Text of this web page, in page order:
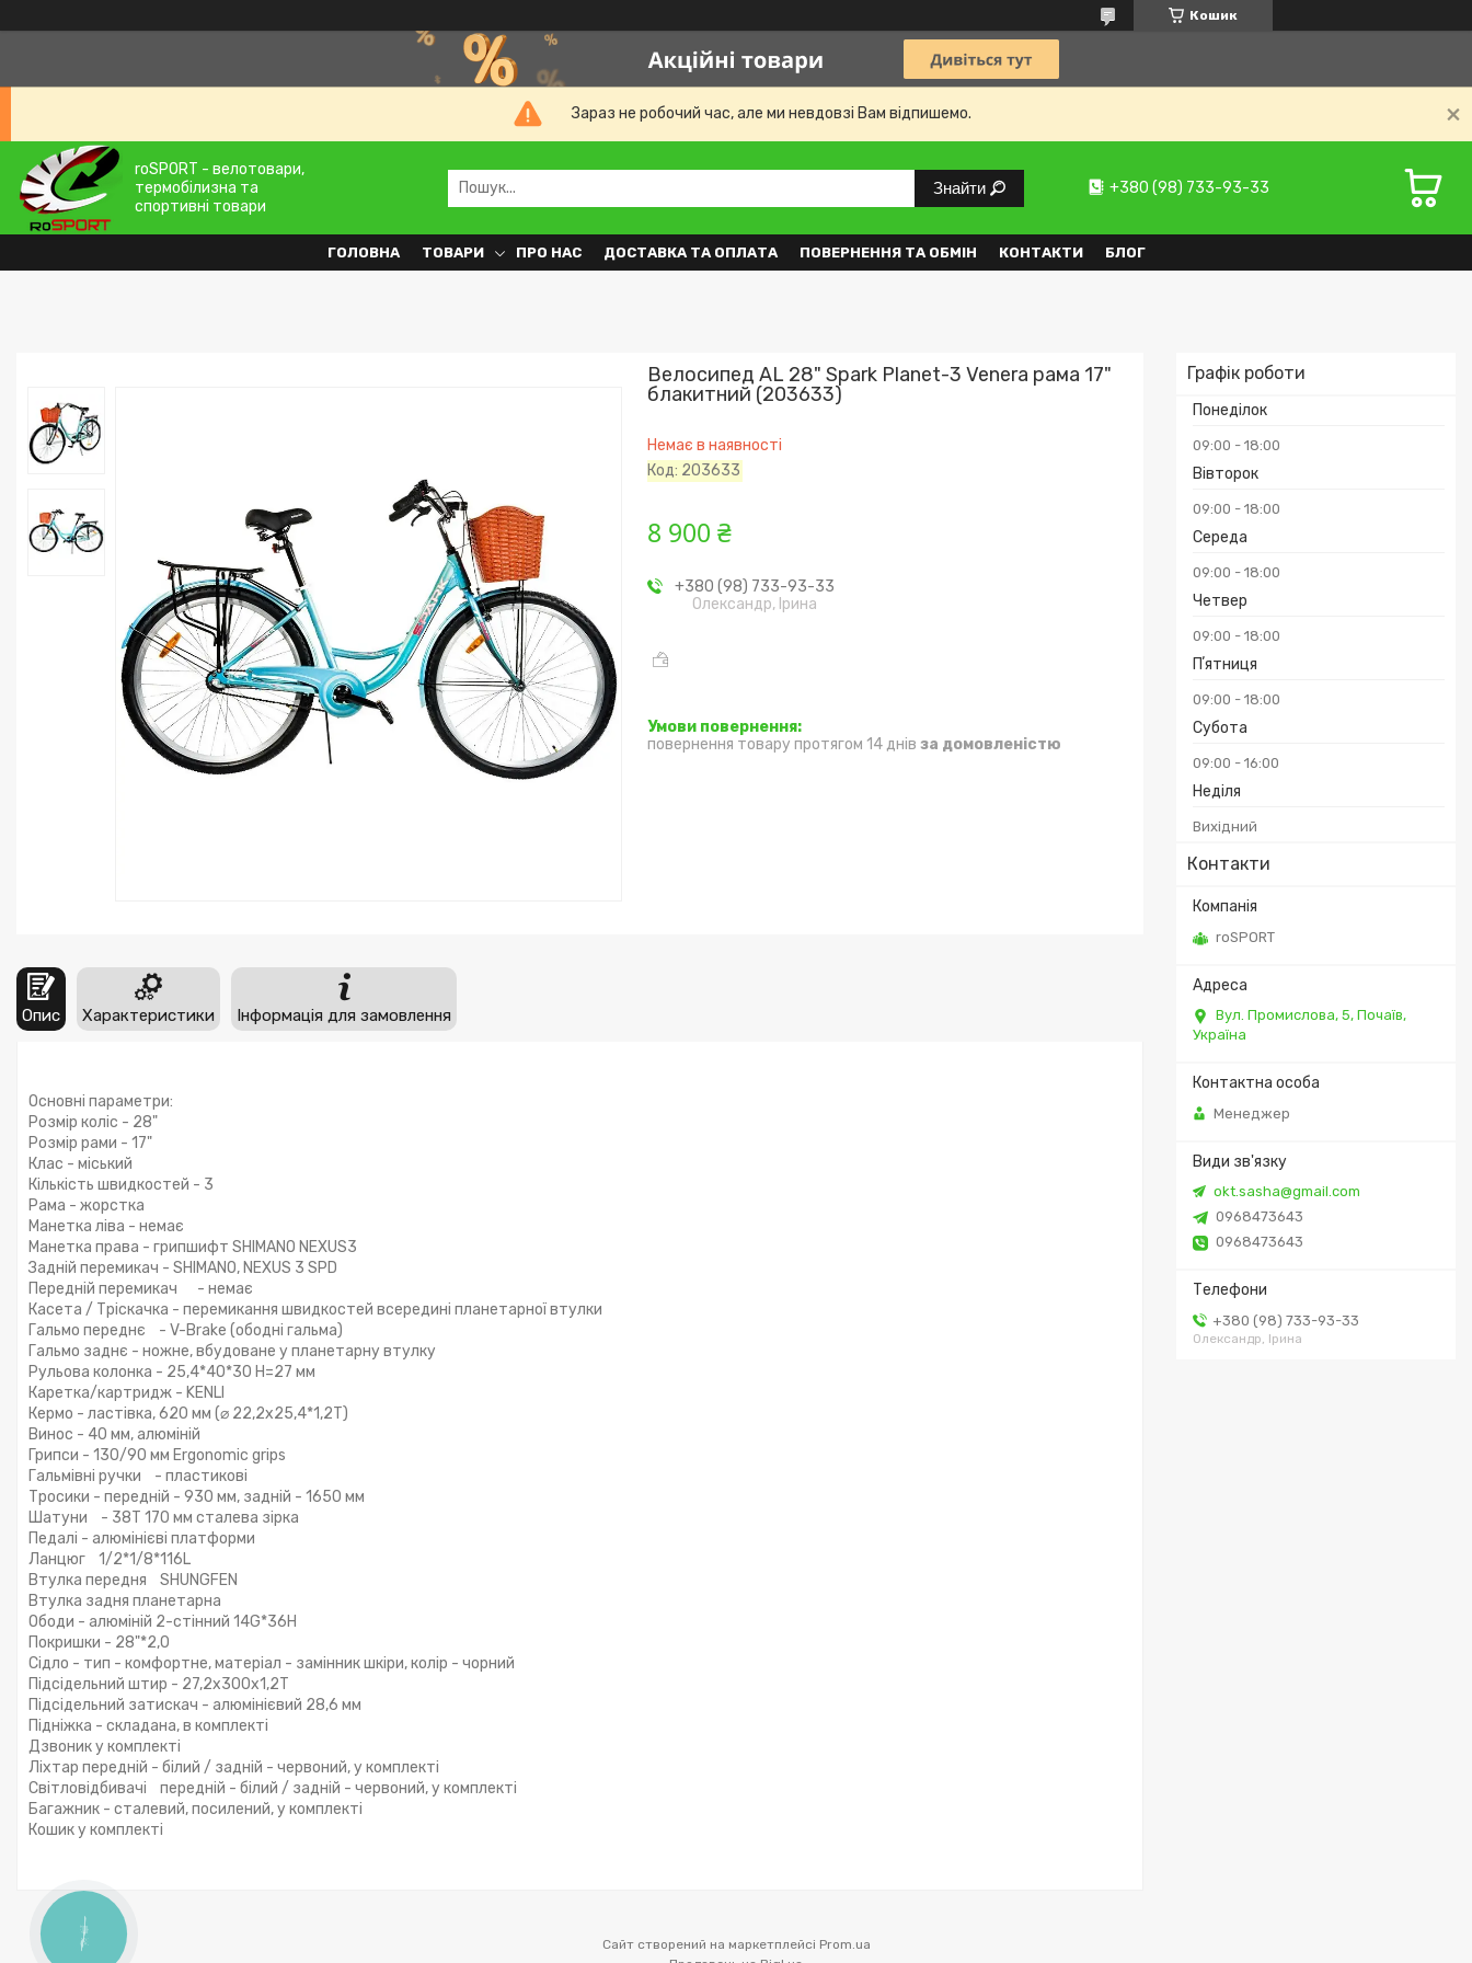
Кошик
Зараз не робочий час, але ми невдовзі Вам відпишемо.
roSPORT - велотовари,
термобілизна та
спортивні товари
Знайти +380 (98) 733-93-33
ГОЛОВНА ТОВАРИ ПРО НАС ДОСТАВКА ТА ОПЛАТА ПОВЕРНЕННЯ ТА ОБМІН КОНТАКТИ БЛОГ
Графік роботи
Понеділок
09:00 18:00
Вівторок
09:00 18:00
Середа
09:00 18:00
Четвер
09:00 18:00
Пʼятниця
09:00 18:00
Субота
09:00 16:00
Неділя
Вихідний
Контакти
roSPORT
Вул. Промислова, 5, Почаїв,
Україна
Менеджер
okt.sasha@gmail.com
0968473643
0968473643
+380 (98) 733-93-33
Олександр, Ірина
Велосипед AL 28" Spark Planet-3 Venera рама 17"
блакитний (203633)
Немає в наявності
Код: 203633
8 900 ₴
+380 (98) 733-93-33
Олександр, Ірина
повернення товару протягом 14 днів за домовленістю
Опис Характеристики Інформація для замовлення
Основні параметри:
Розмір коліс - 28"
Розмір рами - 17"
Клас - міський
Кількість швидкостей - 3
Рама - жорстка
Манетка ліва - немає
Манетка права - грипшифт SHIMANO NEXUS3
Задній перемикач - SHIMANO, NEXUS 3 SPD
Передній перемикач - немає
Касета / Тріскачка - перемикання швидкостей всередині планетарної втулки
Гальмо переднє - V-Brake (ободні гальма)
Гальмо заднє - ножне, вбудоване у планетарну втулку
Рульова колонка - 25,4*40*30 H=27 мм
Каретка/картридж - KENLI
Кермо - ластівка, 620 мм (⌀ 22,2х25,4*1,2Т)
Винос - 40 мм, алюміній
Грипси - 130/90 мм Ergonomic grips
Гальмівні ручки - пластикові
Тросики - передній - 930 мм, задній - 1650 мм
Шатуни - 38T 170 мм сталева зірка
Педалі - алюмінієві платформи
Ланцюг 1/2*1/8*116L
Втулка передня SHUNGFEN
Втулка задня планетарна
Ободи - алюміній 2-стінний 14G*36H
Покришки - 28"*2,0
Сідло - тип - комфортне, матеріал - замінник шкіри, колір - чорний
Підсідельний штир - 27,2х300х1,2T
Підсідельний затискач - алюмінієвий 28,6 мм
Підніжка - складана, в комплекті
Дзвоник у комплекті
Ліхтар передній - білий / задній - червоний, у комплекті
Світловідбивачі передній - білий / задній - червоний, у комплекті
Багажник - сталевий, посилений, у комплекті
Кошик у комплекті
Сайт створений на маркетплейсі Prom.ua
КНОПКА
ЗВ'ЯЗКУ